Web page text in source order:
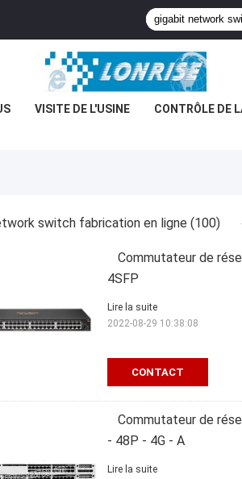
VISITE DE L'USINE CONTRÔLE DE
switch fabrication en ligne (100)
Commutateur de
4SFP
CONTACT
Lire la suite
2022-08-29 10:38:08
Commutateur de
- 48P - 4G - A
Lire la suite